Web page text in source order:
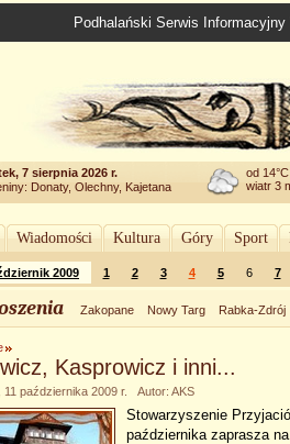
Podhalański Serwis
7 sierpnia 2026 r.
Donaty, Olechny, Kajetana
od
wiatr 3
Wiadomości Kultura Góry Sport
2009 1 2 3 4 5 6 7
Zakopane Nowy Targ Rabka-Zdrój
Kasprowicz i inni...
11 października 2009 r. Autor: AKS
Stowarzyszenie
października zaprasza